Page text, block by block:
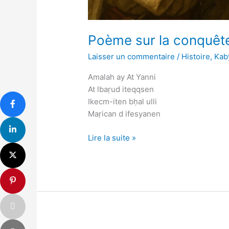
Poème sur la
Laisser un commentaire / Histoire,
Amalah ay At Yanni
At lbaṛud iteqqsen
Ikecm-iten bḥal ulli
Maṛican d ifesyanen
Lire la suite »